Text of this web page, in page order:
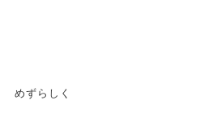
めずらしく